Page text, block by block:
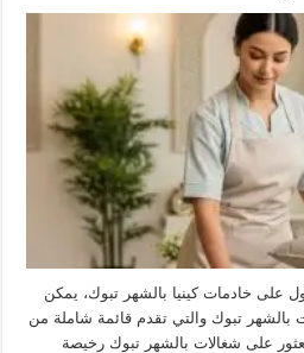
على خادمات كينيا بالشهر تبوك، يمكن
بالشهر تبوك والتي تقدم قائمة شاملة من
على شغالات بالشهر تبوك رخيصة